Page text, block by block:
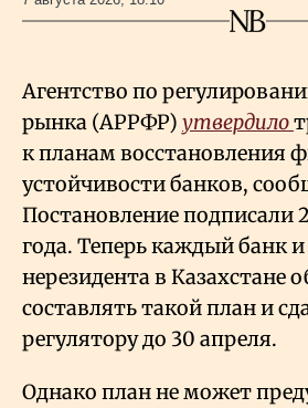
Агентство по
рынка (АРРФР) утвердило
к планам восстановления
устойчивости банков,
Постановление подписали
года. Теперь каждый банк
нерезидента в Казахстане
составлять такой план и
регулятору до 30 апреля.
Однако план не может